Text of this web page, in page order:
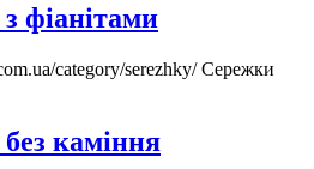
фіанітами
category/serezhky/Сережки
каміння